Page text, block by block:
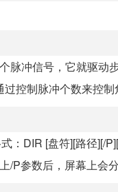
脉冲信号，它就驱动
控制脉冲个数来控
DIR [盘符][路径][/
/P参数后，屏幕上会